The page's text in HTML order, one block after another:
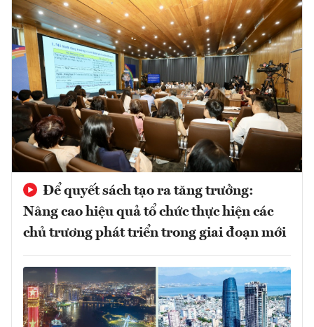
Để quyết sách tạo ra tăng trưởng:
Nâng cao hiệu quả tổ chức thực hiện các
chủ trương phát triển trong giai đoạn mới